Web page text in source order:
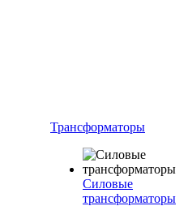
Трансформаторы
Силовые
трансформаторы